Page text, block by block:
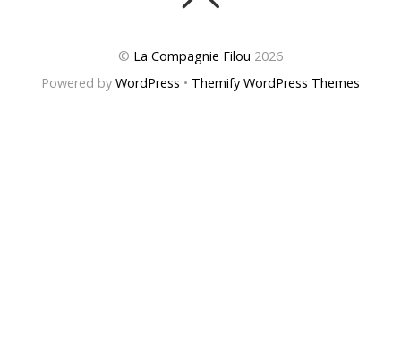
© La Compagnie Filou 2026
Powered by WordPress • Themify WordPress Themes